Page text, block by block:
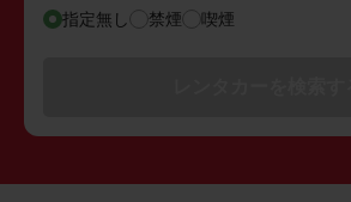
指定無し 禁煙 喫煙